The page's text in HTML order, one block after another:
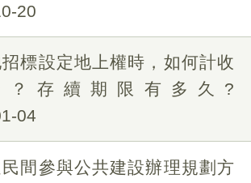
20
標設定地上權時，如何計收
？存續期限有多久?
04
間參與公共建設辦理規劃方